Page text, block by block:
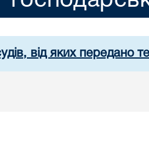
від яких передано